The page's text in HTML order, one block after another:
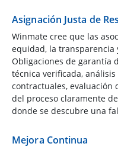
Asignación Justa de
Winmate cree que las
equidad, la
Obligaciones de garantía
técnica verificada,
contractuales,
del proceso claramente
donde se descubre una
Mejora Continua